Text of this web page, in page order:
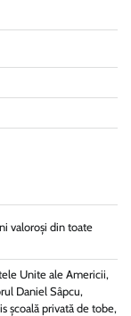
valoroși din toate
Unite ale Americii,
Daniel Sâpcu,
școală privată de tobe,